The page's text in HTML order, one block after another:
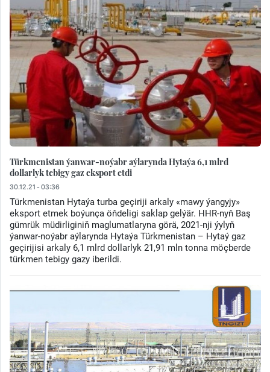
Türkmenistan ýanwar-noýabr aýlarynda Hytaýa 6,1 mlrd
dollarlyk tebigy gaz eksport etdi
30.12.21 - 03:36
Türkmenistan Hytaýa turba geçiriji arkaly «mawy ýangyjy»
eksport etmek boýunça öňdeligi saklap gelýär. HHR-nyň Baş
gümrük müdirliginiň maglumatlaryna görä, 2021-nji ýylyň
ýanwar-noýabr aýlarynda Hytaýa Türkmenistan – Hytaý gaz
geçirijisi arkaly 6,1 mlrd dollarlyk 21,91 mln tonna möçberde
türkmen tebigy gazy iberildi.